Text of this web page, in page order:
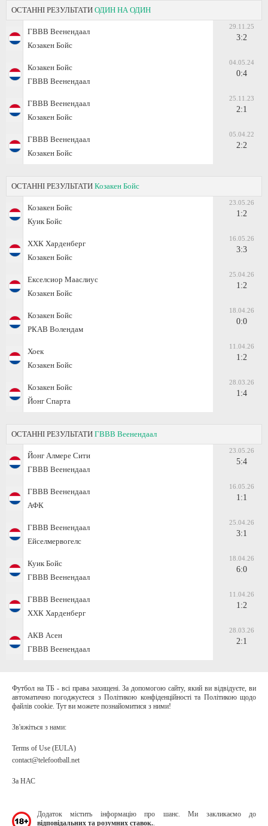
ОСТАННІ РЕЗУЛЬТАТИ ОДИН НА ОДИН
ГВВВ Веенендаал
Козакен Бойс
29.11.25
3:2
Козакен Бойс
ГВВВ Веенендаал
04.05.24
0:4
ГВВВ Веенендаал
Козакен Бойс
25.11.23
2:1
ГВВВ Веенендаал
Козакен Бойс
05.04.22
2:2
ОСТАННІ РЕЗУЛЬТАТИ Козакен Бойс
Козакен Бойс
Куик Бойс
23.05.26
1:2
ХХК Харденберг
Козакен Бойс
16.05.26
3:3
Екселсиор Мааслиус
Козакен Бойс
25.04.26
1:2
Козакен Бойс
РКАВ Волендам
18.04.26
0:0
Хоек
Козакен Бойс
11.04.26
1:2
Козакен Бойс
Йонг Спарта
28.03.26
1:4
ОСТАННІ РЕЗУЛЬТАТИ ГВВВ Веенендаал
Йонг Алмере Сити
ГВВВ Веенендаал
23.05.26
5:4
ГВВВ Веенендаал
АФК
16.05.26
1:1
ГВВВ Веенендаал
Ейселмервогелс
25.04.26
3:1
Куик Бойс
ГВВВ Веенендаал
18.04.26
6:0
ГВВВ Веенендаал
ХХК Харденберг
11.04.26
1:2
АКВ Асен
ГВВВ Веенендаал
28.03.26
2:1
Футбол на ТБ - всі права захищені. За допомогою сайту, який ви відвідуєте, ви
автоматично погоджуєтеся з Політикою конфіденційності та Політикою щодо
файлів cookie. Тут ви можете познайомитися з ними!
Зв'яжіться з нами:
Terms of Use (EULA)
contact@telefootball.net
За НАС
Додаток містить інформацію про шанс. Ми закликаємо до
відповідальних та розумних ставок.